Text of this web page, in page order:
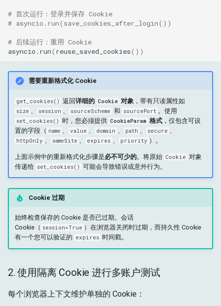
# 首次运行：登录并保存 Cookie
# asyncio.run(save_cookies_after_login())
# 后续运行：重用 Cookie
asyncio . run( reuse_saved_cookies())
需要重新格式化 Cookie
get_cookies() 返回详细的 Cookie 对象 ，带有只读属性如
size session sourceScheme 和 sourcePort 。使用
set_cookies() 时，您必须提供 CookieParam 格式 ，仅包含可设
置的字段（ name value domain path secure
httpOnly sameSite expires priority ）。
上面示例中的重新格式化步骤是必不可少的。将原始 Cookie 对象
传递给 set_cookies() 可能会导致错误或意外行为。
Cookie 过期
始终检查保存的 Cookie 是否已过期。会话
Cookie（ session=True ）在浏览器关闭时过期，而持久性 Cookie
有一个您可以验证的 expires 时间戳。
2. 使用隔离 Cookie 进行多账户测试
每个浏览器上下文维护单独的 Cookie：